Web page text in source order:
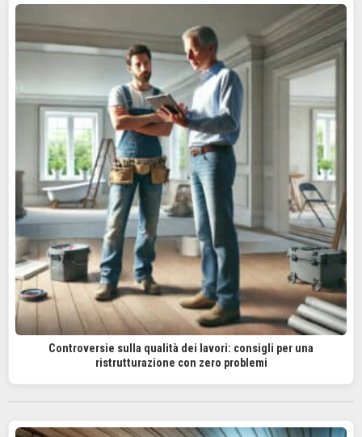
Controversie sulla qualità dei lavori: consigli per una
ristrutturazione con zero problemi